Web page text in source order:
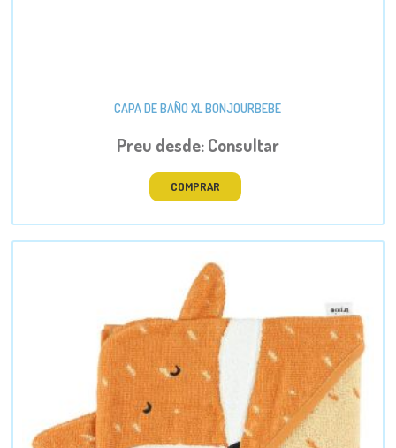
CAPA DE BAÑO XL BONJOURBEBE
Preu desde: Consultar
COMPRAR